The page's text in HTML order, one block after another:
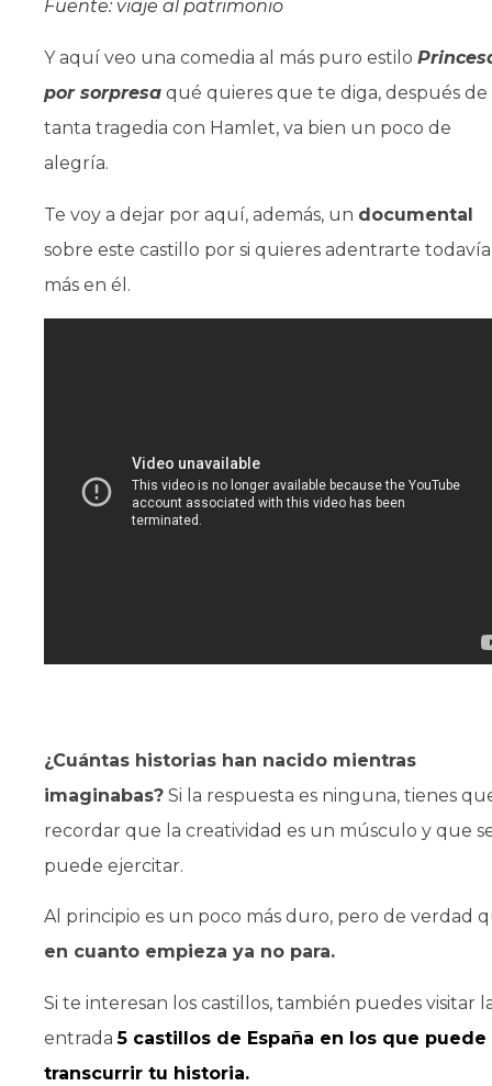
Fuente: viaje al patrimonio
Y aquí veo una comedia al más puro estilo
por sorpresa qué quieres que te diga, después de
tanta tragedia con Hamlet, va bien un poco de
alegría.
Te voy a dejar por aquí, además, un documental
sobre este castillo por si quieres adentrarte todavía
más en él.
¿Cuántas historias han nacido mientras
imaginabas? Si la respuesta es ninguna, tienes
recordar que la creatividad es un músculo y que
puede ejercitar.
Al principio es un poco más duro, pero de verdad
en cuanto empieza ya no para.
Si te interesan los castillos, también puedes visitar
entrada5 castillos de España en los que puede
transcurrir tu historia.